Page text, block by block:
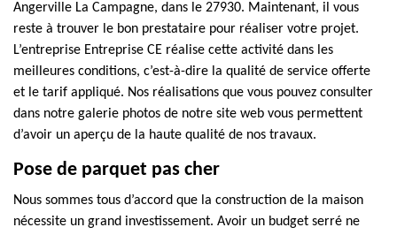
Angerville La Campagne, dans le 27930. Maintenant, il vous
reste à trouver le bon prestataire pour réaliser votre projet.
L’entreprise Entreprise CE réalise cette activité dans les
meilleures conditions, c’est-à-dire la qualité de service offerte
et le tarif appliqué. Nos réalisations que vous pouvez consulter
dans notre galerie photos de notre site web vous permettent
d’avoir un aperçu de la haute qualité de nos travaux.
Pose de parquet pas cher
Nous sommes tous d’accord que la construction de la maison
nécessite un grand investissement. Avoir un budget serré ne